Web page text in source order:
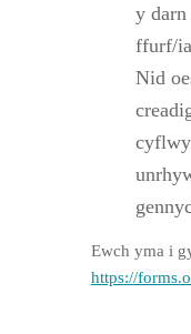
y
ffurf/
Nid
Ewch yma i
https://